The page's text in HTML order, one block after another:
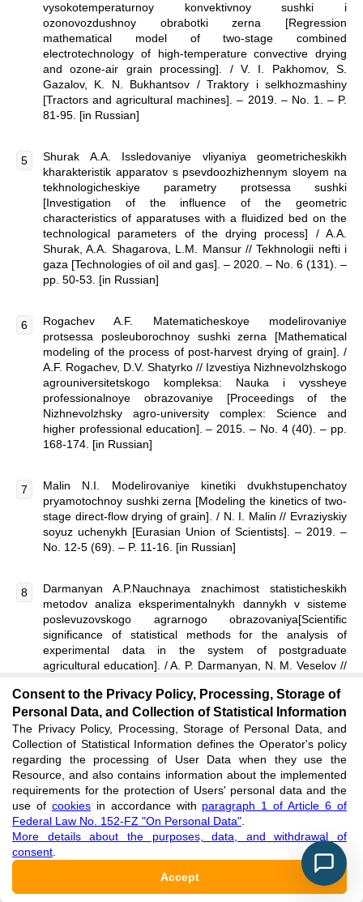
vysokotemperaturnoy konvektivnoy sushki i
ozonovozdushnoy obrabotki zerna [Regression
mathematical model of two-stage combined
electrotechnology of high-temperature convective drying
and ozone-air grain processing]. / V. I. Pakhomov, S.
Gazalov, K. N. Bukhantsov / Traktory i selkhozmashiny
[Tractors and agricultural machines]. – 2019. – No. 1. – P.
81-95. [in Russian]
Shurak A.A. Issledovaniye vliyaniya geometricheskikh
kharakteristik apparatov s psevdoozhizhennym sloyem na
tekhnologicheskiye parametry protsessa sushki
[Investigation of the influence of the geometric
characteristics of apparatuses with a fluidized bed on the
technological parameters of the drying process] / A.A.
Shurak, A.A. Shagarova, L.M. Mansur // Tekhnologii nefti i
gaza [Technologies of oil and gas]. – 2020. – No. 6 (131). –
pp. 50-53. [in Russian]
Rogachev A.F. Matematicheskoye modelirovaniye
protsessa posleuborochnoy sushki zerna [Mathematical
modeling of the process of post-harvest drying of grain]. /
A.F. Rogachev, D.V. Shatyrko // Izvestiya Nizhnevolzhskogo
agrouniversitetskogo kompleksa: Nauka i vyssheye
professionalnoye obrazovaniye [Proceedings of the
Nizhnevolzhsky agro-university complex: Science and
higher professional education]. – 2015. – No. 4 (40). – pp.
168-174. [in Russian]
Malin N.I. Modelirovaniye kinetiki dvukhstupenchatoy
pryamotochnoy sushki zerna [Modeling the kinetics of two-
stage direct-flow drying of grain]. / N. I. Malin // Evraziyskiy
soyuz uchenykh [Eurasian Union of Scientists]. – 2019. –
No. 12-5 (69). – P. 11-16. [in Russian]
Darmanyan A.P.Nauchnaya znachimost statisticheskikh
metodov analiza eksperimentalnykh dannykh v sisteme
poslevuzovskogo agrarnogo obrazovaniya[Scientific
significance of statistical methods for the analysis of
experimental data in the system of postgraduate
agricultural education]. / A. P. Darmanyan, N. M. Veselov //
[Topical issues of vocational education].– 2018. – No. 3
(12). – pp.33-37. [in Russian]
Darmanyan A. P. Modeling potato yield statistics by using
information technology for sustainable development / P.
Darmanyan and S. I. Bogdanov // 2022 IOP Conf. Ser.:
Earth Environ. Sci. 965 012058. – [Electronic resource].
URL: https://iopscience.iop.org /article/10.1088/1755-
1315/965/1/012058 (accessed 06.03.2022).
Moisture meter for weight series MS, MX, MF, ML. Manual.
Technical certificate. – URL: https://clck.ru/et7sD (accessed
Consent to the Privacy Policy, Processing, Storage of
Personal Data, and Collection of Statistical Information
The Privacy Policy, Processing, Storage of Personal Data, and
Collection of Statistical Information defines the Operator's policy
regarding the processing of User Data when they use the
Resource, and also contains information about the implemented
requirements for the protection of Users' personal data and the
use of cookiesin accordance with paragraph 1 of Article 6 of
Federal Law No. 152-FZ "On Personal Data"
More details about the purposes, data, and withdrawal of
consent
Accept